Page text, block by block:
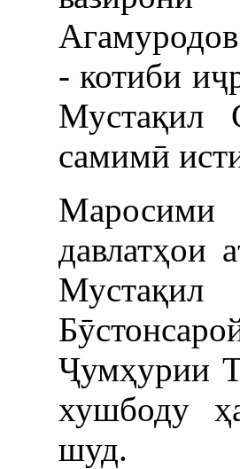
- котиби
Мустақил
самимӣ
давлатҳои
Ҷумҳурии
хушбоду
шуд.